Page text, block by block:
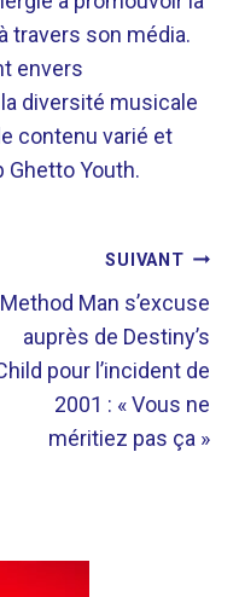
travers son média.
envers
diversité musicale
contenu varié et
Ghetto Youth.
SUIVANT
Method Man s’excuse
auprès de Destiny’s
pour l’incident de
2001 : « Vous ne
méritiez pas ça »